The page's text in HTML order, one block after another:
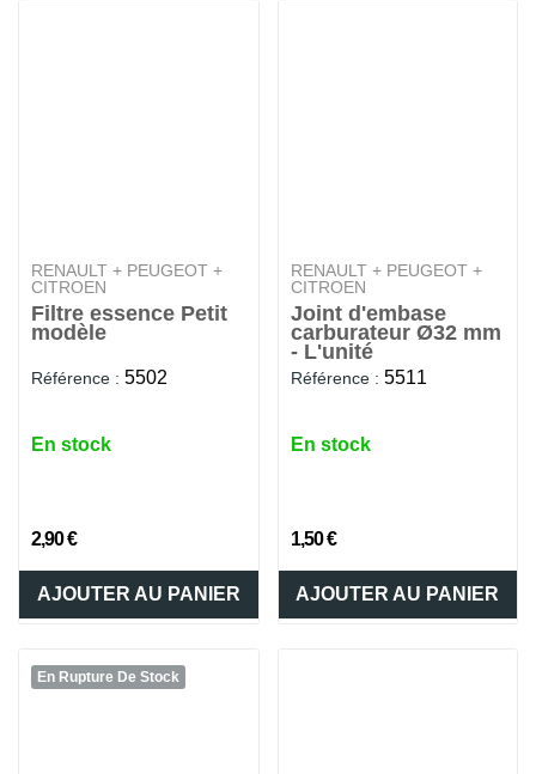
RENAULT + PEUGEOT +
CITROEN
Filtre essence Petit
modèle
Référence : 5502
En stock
2,90 €
AJOUTER AU PANIER
RENAULT + PEUGEOT +
CITROEN
Joint d'embase
carburateur Ø32 mm
- L'unité
Référence : 5511
En stock
1,50 €
AJOUTER AU PANIER
En Rupture De Stock